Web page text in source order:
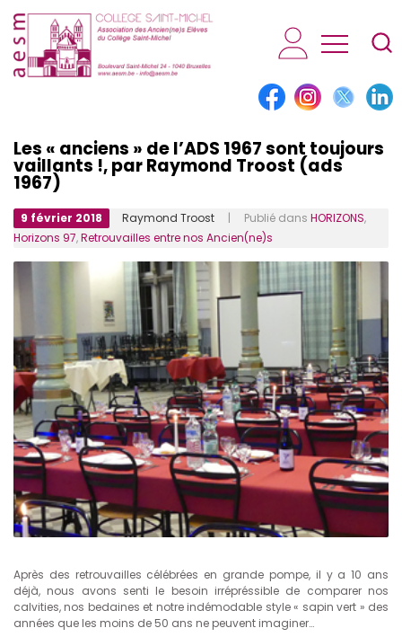
AESM...
Les « anciens » de l’ADS 1967 sont toujours
vaillants !, par Raymond Troost (ads
1967)
9 février 2018 Raymond Troost | Publié dans HORIZONS,
Horizons 97,Retrouvailles entre nos Ancien(ne)s
Après des retrouvailles célébrées en grande pompe, il y a 10 ans
déjà, nous avons senti le besoin irrépréssible de comparer nos
calvities, nos bedaines et notre indémodable style « sapin vert » des
années que les moins de 50 ans ne peuvent imaginer…